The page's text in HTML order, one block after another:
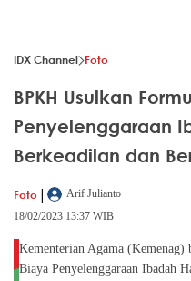
IDX Channel Foto
BPKH Usulkan
Penyelenggaraan
Berkeadilan dan
Foto |
Arif Julianto
18/02/2023 13:37 WIB
Kementerian Agama (Kemenag)
Biaya Penyelenggaraan Ibadah